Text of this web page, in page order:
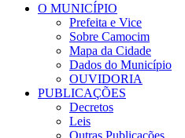
O MUNICÍPIO
Prefeita e Vice
Sobre Camocim
Mapa da Cidade
Dados do Município
OUVIDORIA
PUBLICAÇÕES
Decretos
Leis
Outras Publicações